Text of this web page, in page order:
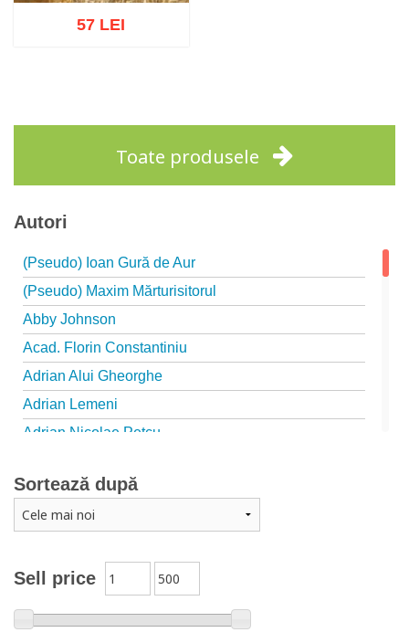
57 LEI
Toate produsele
Autori
(Pseudo) Ioan Gură de Aur
(Pseudo) Maxim Mărturisitorul
Abby Johnson
Acad. Florin Constantiniu
Adrian Alui Gheorghe
Adrian Lemeni
Adrian Nicolae Petcu
Adriana Petrescu
Alexandra Rotariu
Alexandru Creţu
Alexandru Huțanu
Sell price
Sortează după